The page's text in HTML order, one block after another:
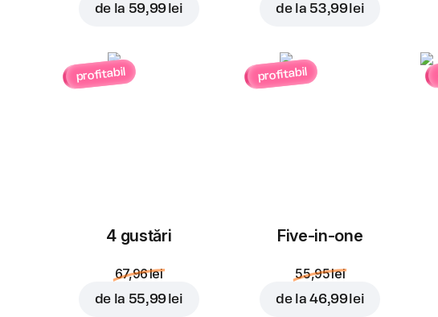
de la 59,99 lei de la 53,99 lei
profitabil
4 gustări
67,96 lei
de la 55,99 lei
profitabil
Five-in-one
55,95 lei
de la46,99 lei